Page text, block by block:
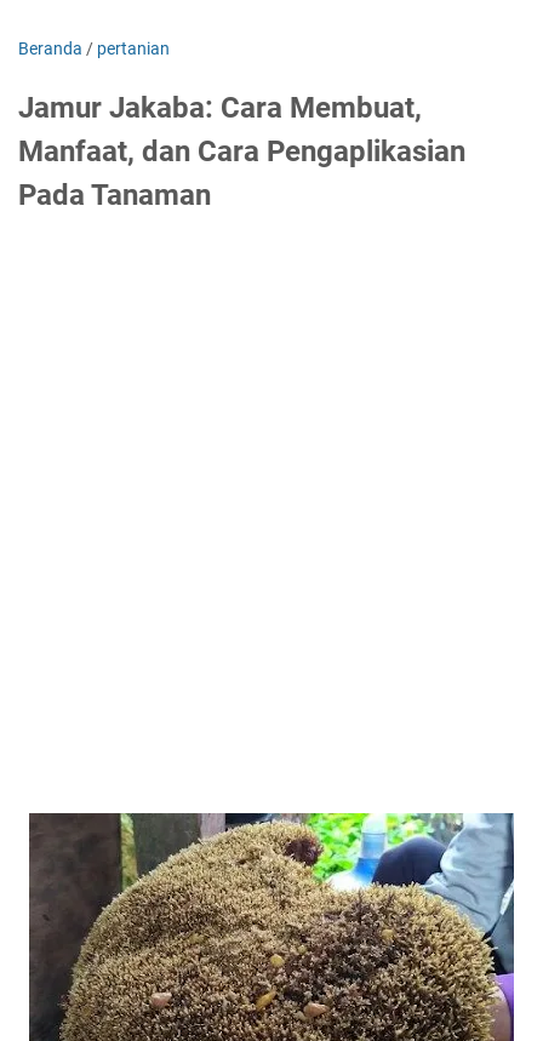
Beranda / pertanian
Jamur Jakaba: Cara Membuat,
Manfaat, dan Cara Pengaplikasian
Pada Tanaman